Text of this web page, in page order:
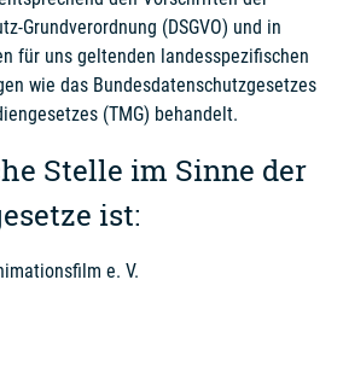
Grundverordnung (DSGVO) und in
für uns geltenden landesspezifischen
wie das Bundesdatenschutzgesetzes
(TMG) behandelt.
Stelle im Sinne der
ist:
e. V.